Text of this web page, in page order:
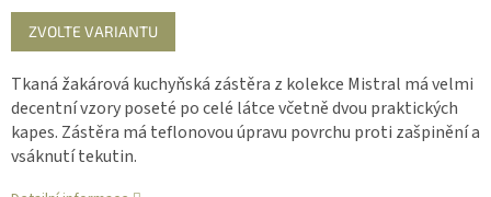
Měrná
cena:
ZVOLTE VARIANTU
Tkaná žakárová kuchyňská zástěra z kolekce Mistral má velmi
decentní vzory poseté po celé látce včetně dvou praktických
kapes. Zástěra má teflonovou úpravu povrchu proti zašpinění a
vsáknutí tekutin.